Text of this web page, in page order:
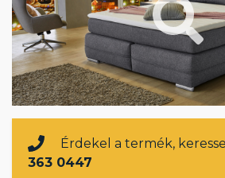
Érdekel a termék,
363 0447